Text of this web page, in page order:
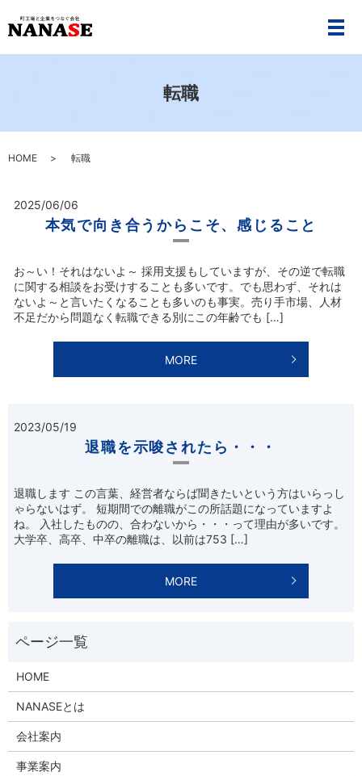
メ
転職
HOME 転職
2025/06/06
本気で向き合うからこそ、感じること
お～い！それはないよ～ 採用支援もしていますが、その逆で転職
に関する相談をお受けすることも多いです。でも思わず、それは
ないよ～と言いたくなることも多いのも事実。売り手市場、人材
不足だから問題なく転職できる別にこの年齢でも […]
MORE
2023/05/19
退職を示唆されたら・・・
退職します この言葉、経営者ならば聞きたいという方はいらっし
ゃらないはず。 短期間での離職がこの所話題になっていますよ
ね。 入社したものの、合わないから・・・って理由が多いです。
大学卒、高卒、中卒の離職は、以前は753 […]
MORE
HOME
NANASEとは
会社案内
事業案内